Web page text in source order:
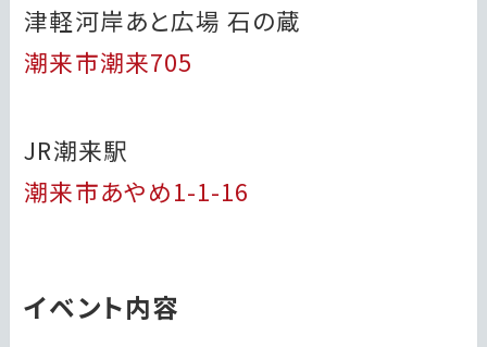
津軽河岸あと広場 石の蔵
潮来市潮来705
JR潮来駅
潮来市あやめ1-1-16
イベント内容